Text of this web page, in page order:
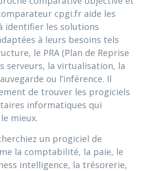
cpgi.fr aide les
identifier les solutions
à leurs besoins tels
le PRA (Plan de Reprise
serveurs, la virtualisation, la
ou l’inférence. Il
de trouver les progiciels
informatiques qui
mieux.
un progiciel de
la comptabilité, la paie, le
intelligence, la trésorerie,